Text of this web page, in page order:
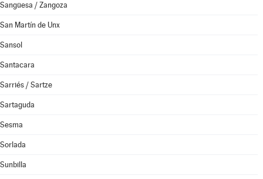
Sangüesa / Zangoza
San Martín de Unx
Sansol
Santacara
Sarriés / Sartze
Sartaguda
Sesma
Sorlada
Sunbilla